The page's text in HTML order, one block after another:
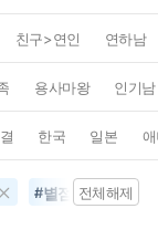
친구>연인 연하남
용사마왕 인기남
한국 일본
#별점500개이상
전체해제